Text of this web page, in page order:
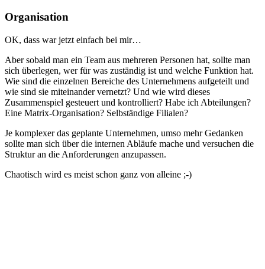
Organisation
OK, dass war jetzt einfach bei mir…
Aber sobald man ein Team aus mehreren Personen hat, sollte man
sich überlegen, wer für was zuständig ist und welche Funktion hat.
Wie sind die einzelnen Bereiche des Unternehmens aufgeteilt und
wie sind sie miteinander vernetzt? Und wie wird dieses
Zusammenspiel gesteuert und kontrolliert? Habe ich Abteilungen?
Eine Matrix-Organisation? Selbständige Filialen?
Je komplexer das geplante Unternehmen, umso mehr Gedanken
sollte man sich über die internen Abläufe mache und versuchen die
Struktur an die Anforderungen anzupassen.
Chaotisch wird es meist schon ganz von alleine ;-)